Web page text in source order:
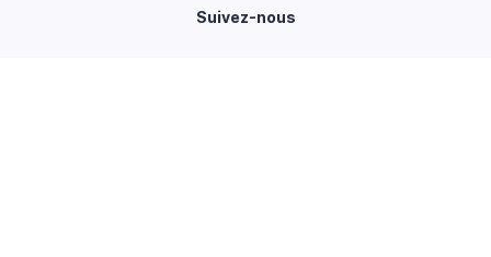
Suivez-nous